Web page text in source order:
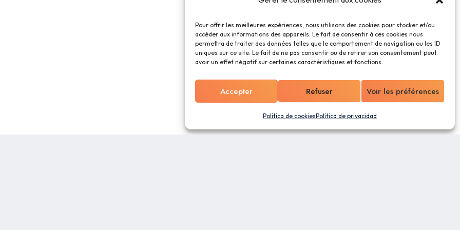
Pour offrir les meilleures expériences, nous utilisons des cookies pour stocker et/ou
accéder aux informations des appareils. Le fait de consentir à ces cookies nous
permettra de traiter des données telles que le comportement de navigation ou les ID
uniques sur ce site. Le fait de ne pas consentir ou de retirer son consentement peut
avoir un effet négatif sur certaines caractéristiques et fonctions.
Accepter Refuser Voir les préférences
Política de cookiesPolítica de privacidad